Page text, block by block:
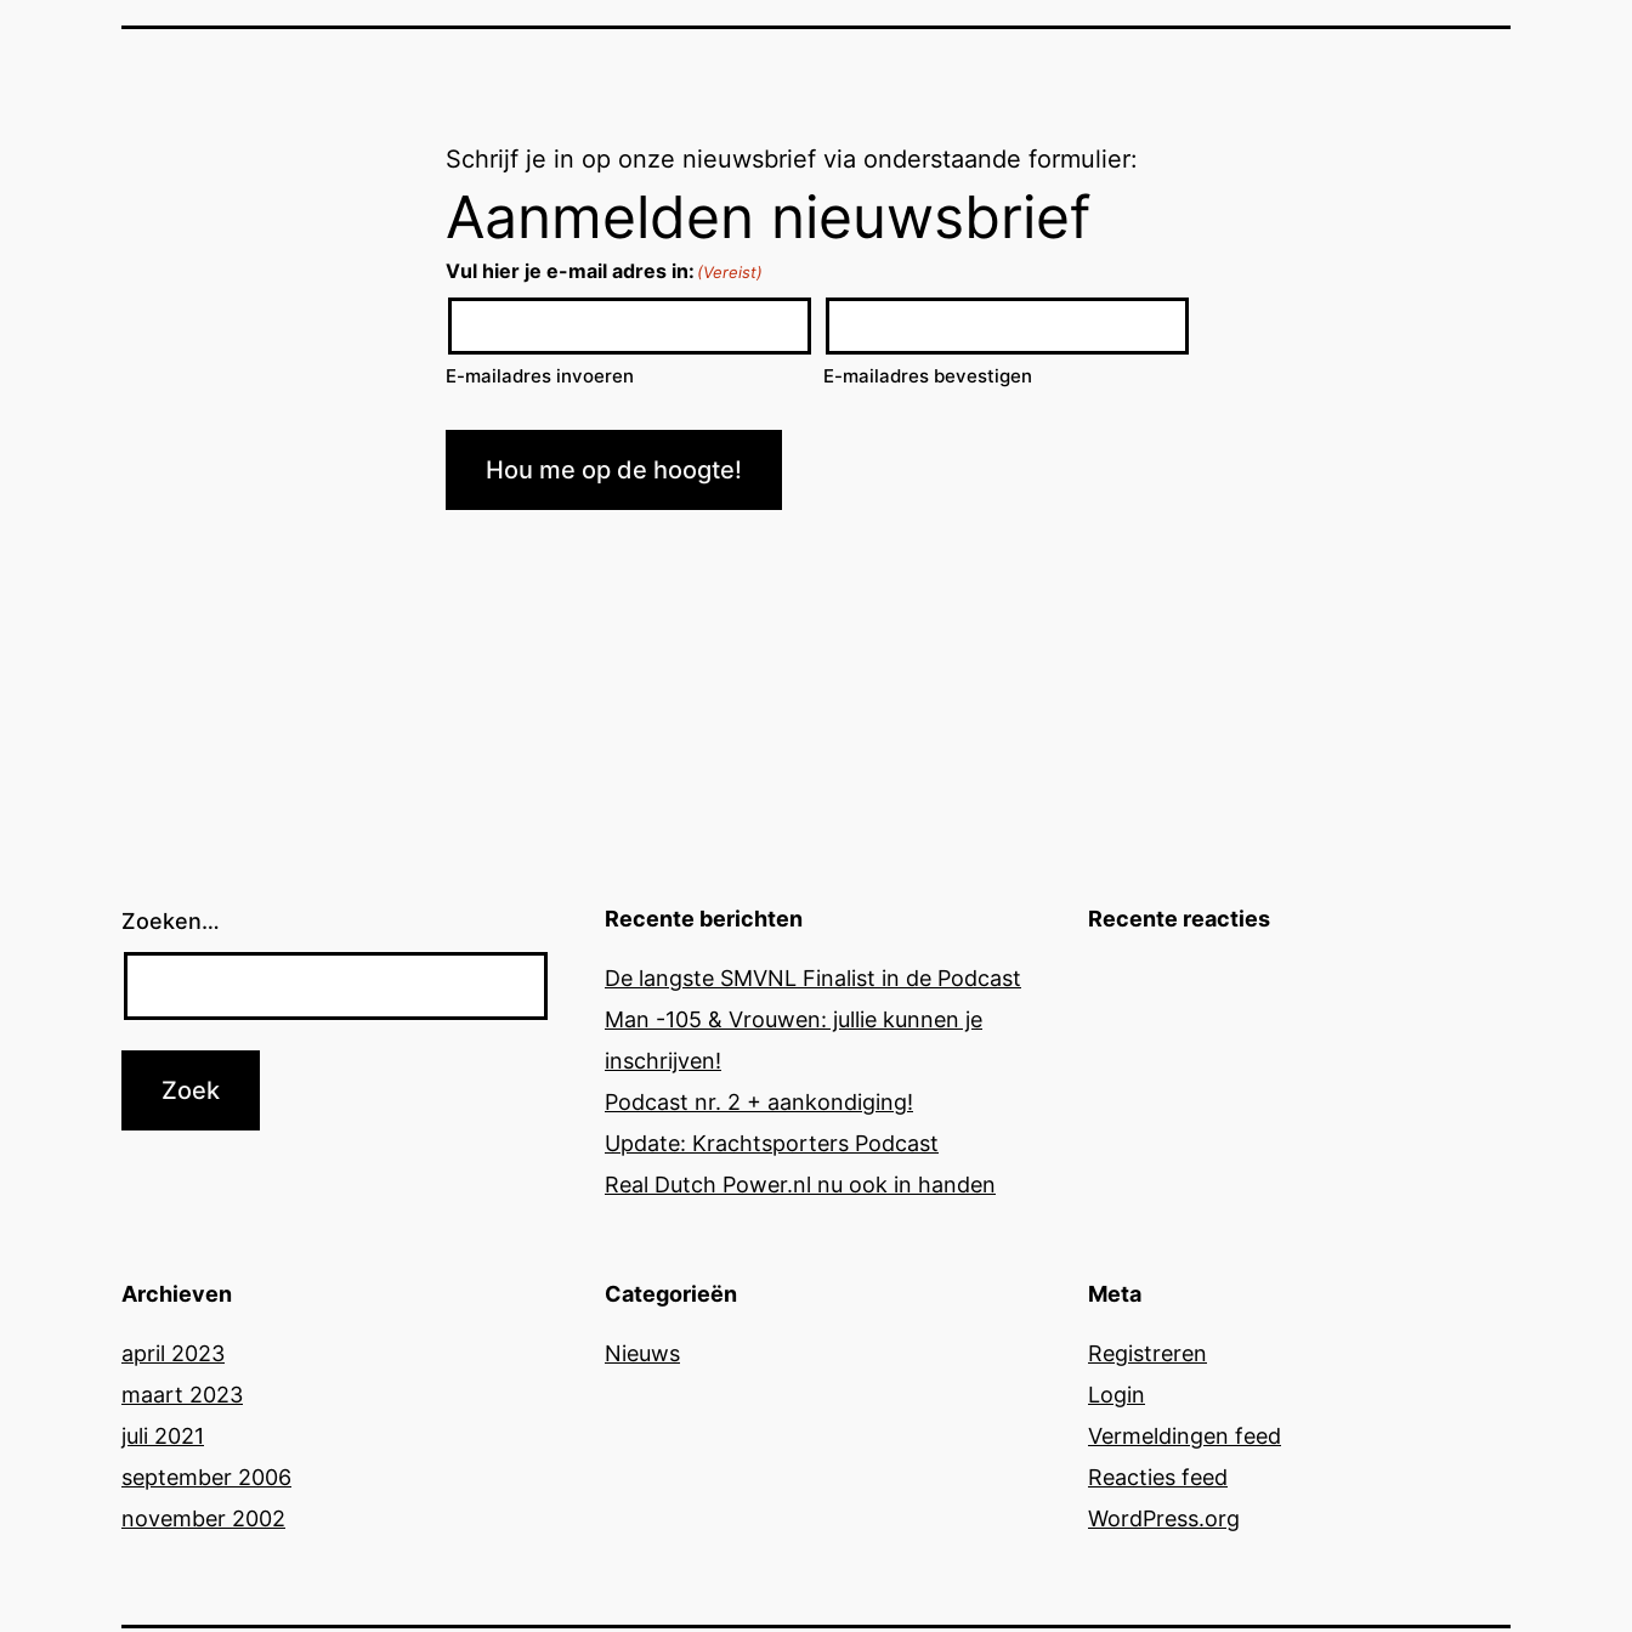
Schrijf je in op onze nieuwsbrief via onderstaande formulier:
Aanmelden nieuwsbrief
Vul hier je e-mail adres in: (Vereist)
E-mailadres invoeren E-mailadres bevestigen
Hou me op de hoogte!
Zoeken… Recente berichten
De langste SMVNL Finalist in de Podcast
Man -105 & Vrouwen: jullie kunnen je
inschrijven!
Podcast nr. 2 + aankondiging!
Update: Krachtsporters Podcast
Real Dutch Power.nl nu ook in handen
Recente reacties
Archieven
april 2023
maart 2023
juli 2021
september 2006
november 2002
Categorieën
Nieuws
Meta
Registreren
Login
Vermeldingen feed
Reacties feed
WordPress.org